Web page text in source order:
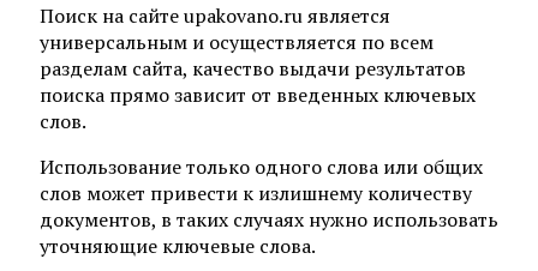
Поиск на сайте upakovano.ru является
универсальным и осуществляется по всем
разделам сайта, качество выдачи результатов
поиска прямо зависит от введенных ключевых
слов.
Использование только одного слова или общих
слов может привести к излишнему количеству
документов, в таких случаях нужно использовать
уточняющие ключевые слова.